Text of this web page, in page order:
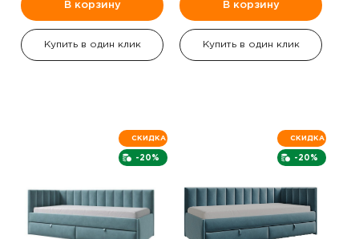
В корзину
Купить в один клик
В корзину
Купить в один клик
-20%
СКИДКА
-20%
СКИДКА